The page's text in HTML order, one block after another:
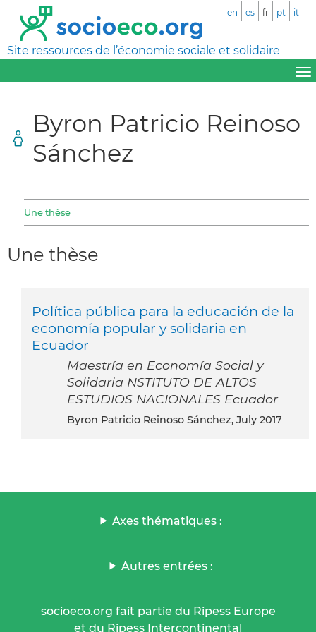
Site ressources de l’économie sociale et solidaire
en es fr pt it
Byron Patricio Reinoso
Sánchez
Une thèse
Une thèse
Política pública para la educación de la
economía popular y solidaria en
Ecuador
Maestría en Economía Social y
Solidaria NSTITUTO DE ALTOS
ESTUDIOS NACIONALES Ecuador
Byron Patricio Reinoso Sánchez, July 2017
Axes thématiques :
Autres entrées :
socioeco.org fait partie du Ripess Europe
et du Ripess Intercontinental